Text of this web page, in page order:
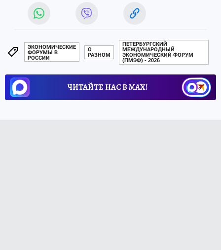
ЭКОНОМИЧЕСКИЕ
ФОРУМЫ В
РОССИИ
О
РАЗНОМ
ПЕТЕРБУРГСКИЙ
МЕЖДУНАРОДНЫЙ
ЭКОНОМИЧЕСКИЙ ФОРУМ
(ПМЭФ) - 2026
ЧИТАЙТЕ НАС В МАХ!